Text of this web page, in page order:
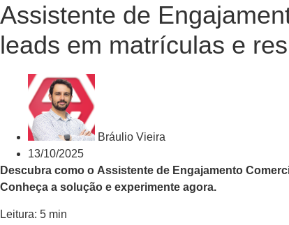
Assistente de
leads em matrículas e
Bráulio Vieira
13/10/2025
Descubra como o Assistente de Engajamento
Conheça a solução e experimente agora.
Leitura: 5 min